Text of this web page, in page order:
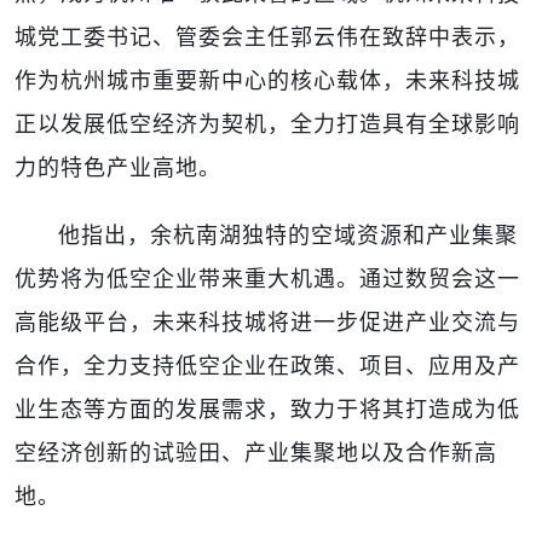
城党工委书记、管委会主任郭云伟在致辞中表示，
作为杭州城市重要新中心的核心载体，未来科技城
正以发展低空经济为契机，全力打造具有全球影响
力的特色产业高地。
他指出，余杭南湖独特的空域资源和产业集聚
优势将为低空企业带来重大机遇。通过数贸会这一
高能级平台，未来科技城将进一步促进产业交流与
合作，全力支持低空企业在政策、项目、应用及产
业生态等方面的发展需求，致力于将其打造成为低
空经济创新的试验田、产业集聚地以及合作新高
地。